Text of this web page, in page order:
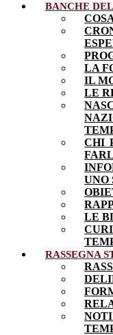
BANCHE
LA
IL
LE
CHI
UNO
LE
RASSEGNA